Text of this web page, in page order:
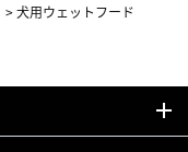
>犬用ウェットフード